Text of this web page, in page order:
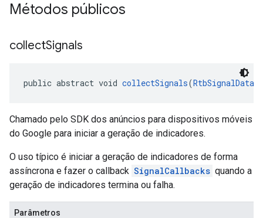
Métodos públicos
collectSignals
public abstract void collectSignals(RtbSignalData
Chamado pelo SDK dos anúncios para dispositivos móveis
do Google para iniciar a geração de indicadores.
O uso típico é iniciar a geração de indicadores de forma
assíncrona e fazer o callback SignalCallbacks quando a
geração de indicadores termina ou falha.
Parâmetros